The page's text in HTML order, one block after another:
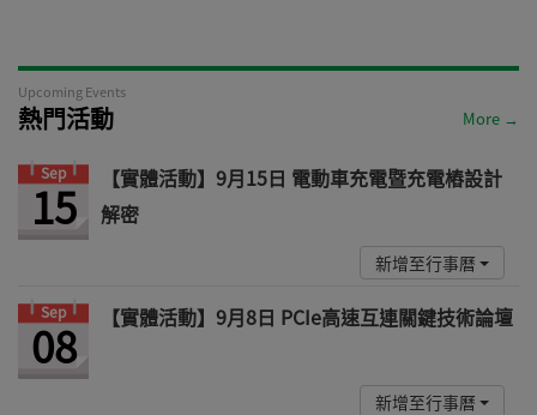
Upcoming Events
熱門活動 More →
Sep
15
【實體活動】9月15日 電動車充電暨充電樁設計
解密
新增至行事曆
Sep
08 【實體活動】9月8日 PCIe高速互連關鍵技術論壇
新增至行事曆